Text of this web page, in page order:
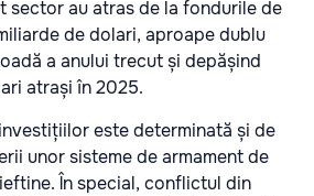
sector au atras de la fondurile de
de dolari, aproape dublu
a anului trecut și depășind
atrași în 2025.
este determinată și de
unor sisteme de armament de
În special, conflictul din